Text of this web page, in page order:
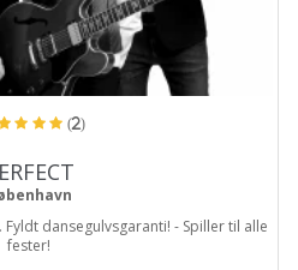
(2)
dansegulvsgaranti! - Spiller til alle
fester!